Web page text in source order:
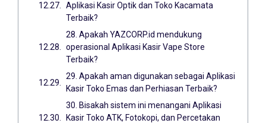
Aplikasi Kasir Optik dan Toko Kacamata
Terbaik?
28. Apakah YAZCORP.id mendukung
operasional Aplikasi Kasir Vape Store
Terbaik?
29. Apakah aman digunakan sebagai Aplikasi
Kasir Toko Emas dan Perhiasan Terbaik?
30. Bisakah sistem ini menangani Aplikasi
Kasir Toko ATK, Fotokopi, dan Percetakan